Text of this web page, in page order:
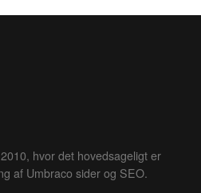
hvor det hovedsageligt er
af Umbraco sider og SEO.